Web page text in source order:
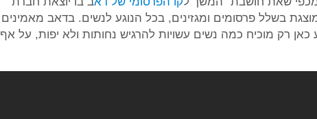
בשלל פרסומים ומגזינים, בכל הנוגע לנשים. בדאב מאמינים
רק מוכיח כמה נשים עשויות להרגיש נחותות ולא יפות, על אף